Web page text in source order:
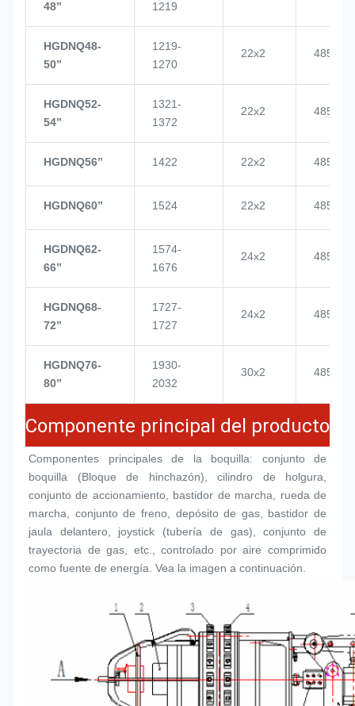
48’’
1219
HGDNQ48-
50’’
1219-
1270
22x2 4855
HGDNQ52-
54’’
1321-
1372
22x2 4855
HGDNQ56’’ 1422 22x2 4855
HGDNQ60’’ 1524 22x2 4855
HGDNQ62-
66’’
1574-
1676
24x2 4855
HGDNQ68-
72’’
1727-
1727
24x2 4855
HGDNQ76-
80’’
1930-
2032
30x2 4855
Componente principal del producto
Componentes principales de la boquilla: conjunto de
boquilla (Bloque de hinchazón), cilindro de holgura,
conjunto de accionamiento, bastidor de marcha, rueda de
marcha, conjunto de freno, depósito de gas, bastidor de
jaula delantero, joystick (tubería de gas), conjunto de
trayectoria de gas, etc., controlado por aire comprimido
como fuente de energía. Vea la imagen a continuación.